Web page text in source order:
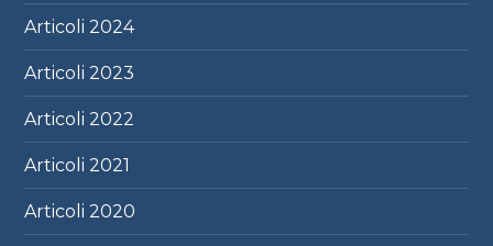
Articoli2024
Articoli2023
Articoli2022
Articoli2021
Articoli2020